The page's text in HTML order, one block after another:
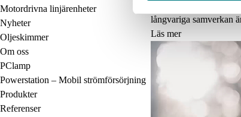
långvariga samverkan
Läs mer
Motordrivna linjärenheter
Nyheter
Oljeskimmer
Om oss
PClamp
Powerstation – Mobil strömförsörjning
Produkter
Referenser